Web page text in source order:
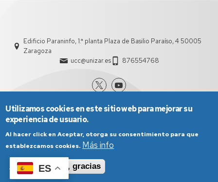
ES
Edificio Paraninfo, 1.ª planta Plaza de Basilio Paraíso, 4 50005
Zaragoza
ucc@unizar.es
876554768
Aviso Legal
Condiciones generales de uso
Política de Privacidad
Utilizamos cookies en este sitio web para mejorar su
experiencia de usuario.
Al hacer click en Aceptar, otorga su consentimiento para que
establezcamos cookies. Más info
Aceptar
No, gracias